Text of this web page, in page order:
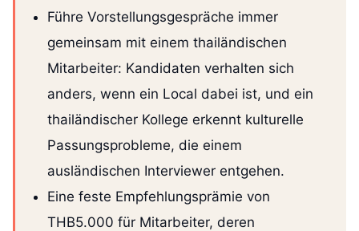
Führe Vorstellungsgespräche immer
gemeinsam mit einem thailändischen
Mitarbeiter: Kandidaten verhalten sich
anders, wenn ein Local dabei ist, und ein
thailändischer Kollege erkennt kulturelle
Passungsprobleme, die einem
ausländischen Interviewer entgehen.
Eine feste Empfehlungsprämie von
THB5.000 für Mitarbeiter, deren